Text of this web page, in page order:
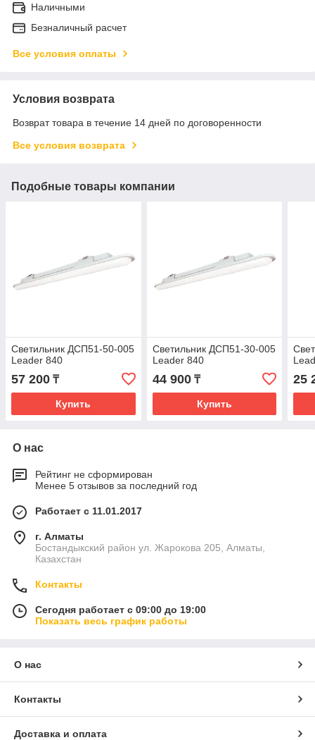
Наличными
Безналичный расчет
Все условия оплаты
Условия возврата
Возврат товара в течение 14 дней по договоренности
Все условия возврата
Подобные товары компании
Светильник ДСП51-50-005
Leader 840
57 200 ₸
Купить
Светильник ДСП51-30-005
Leader 840
44 900₸
Купить
25
О нас
Рейтинг не сформирован
Менее 5 отзывов за последний год
Работает с 11.01.2017
г. Алматы
Бостандыкский район ул. Жарокова 205, Алматы,
Казахстан
Контакты
Сегодня работает с 09:00 до 19:00
Показать весь график работы
О нас
Контакты
Доставка и оплата